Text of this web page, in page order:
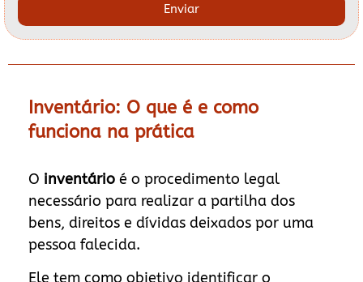
Enviar
Inventário: O que é e como
funciona na prática
O inventário é o procedimento legal
necessário para realizar a partilha dos
bens, direitos e dívidas deixados por uma
pessoa falecida.
Ele tem como objetivo identificar o